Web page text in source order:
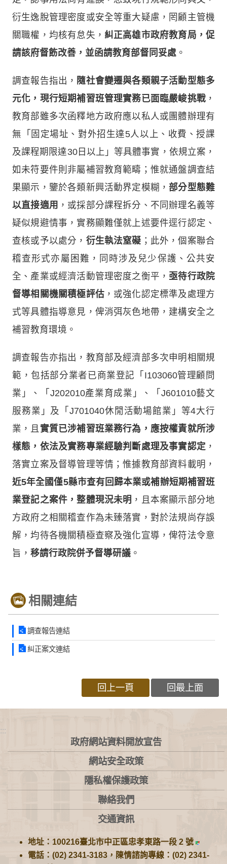
衍生逸脫管理密度或安全等重大疑慮，罔顧主管機
關職權，均核有怠失， 糾正高雄市政府教育局，促
請該府督飭改善，並函請教育部督同妥處 。
調查報告指出， 隨社會變遷與各類親子活動型態多
元化，現行短期補習班管理實務已面臨嚴峻挑戰 ，
教育部雖多次函釋地方政府應以私人或團體辦理有
無「固定場址、對外招生達5人以上、收費、授課
及課程期限達30日以上」等具體事實，依規立案，
如未符要件則非屬補習教育範疇；惟就通盤調查結
果顯示，鑒於各類新興活動界定模糊， 部分型態難
以直接適用 ，或採部分課程拆分、不同辦理名義等
疑似規避情事，實務顯難僅就上述要件逕行認定、
查核或予以處分， 衍生執法窒礙 ；此外，個案聯合
稽查形式亦屬困難，同時涉及兒少保護、公共安
全、產業或經濟活動管理密度之衡平， 亟待行政院
督導相關機關積極評估，或強化認定標準及處理方
式等具體指導意見，俾消弭灰色地帶，建構安全之
補習教育環境。
調查報告亦指出，教育部及經濟部多次申明相關規
範，包括部分業者已商業登記「I103060管理顧問
業」、「J202010產業育成業」、「J601010藝文
服務業」及「J701040休閒活動場館業」等4大行
業，且 實質已涉補習班業務行為，應按權責就所涉
樣態，依法及實務專業經驗判斷處理及事實認定 ，
落實立案及督導管理等情；惟據教育部資料載明，
近5年全國僅5縣市查有回歸本業或補辦短期補習班
業登記之案件，整體現況未明 ，且本案顯示部分地
方政府之相關稽查作為未臻落實，對於法規尚存誤
解，均待各機關積極查察及強化宣導，俾符法令意
旨， 移請行政院併予督導研議 。
相關連結
調查報告連結
糾正案文連結
回上一頁 回最上面
:::
政府網站資料開放宣告
網站安全政策
隱私權保護政策
聯絡我們
交通資訊
地址：100216臺北市中正區忠孝東路一段 2 號
電話：(02) 2341-3183，陳情諮詢專線：(02) 2341-